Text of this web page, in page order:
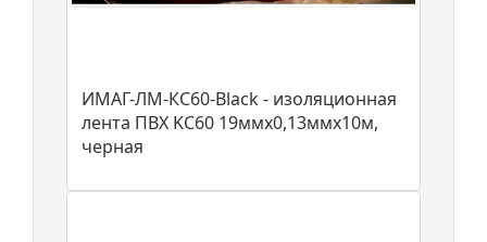
ИМАГ-ЛМ-КС60-Black - изоляционная
лента ПВХ KC60 19ммх0,13ммх10м,
черная